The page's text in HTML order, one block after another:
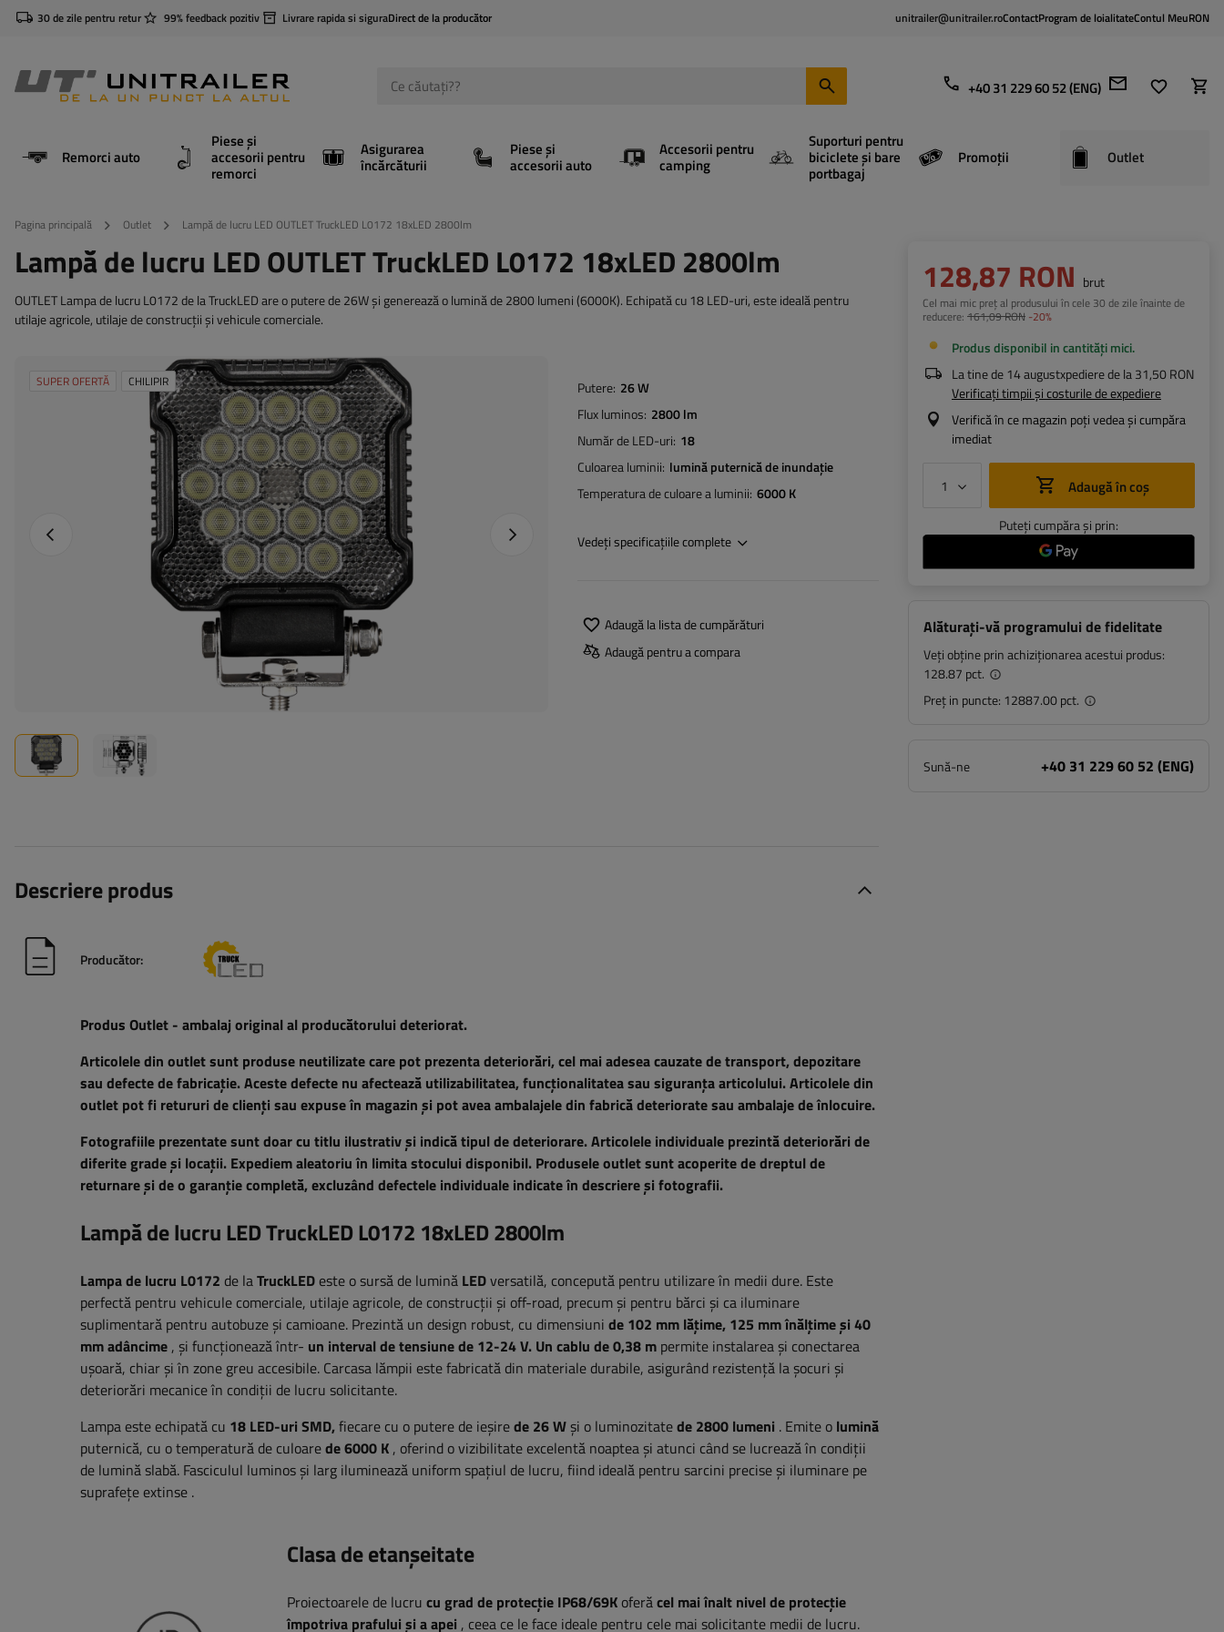
30 de zile pentru retur 99% feedback pozitiv Livrare rapida si siguraDirect de la producător unitrailer@unitrailer.roContactProgram de loialitateContul MeuRON
+40 31 229 60 52 (ENG)
Remorci auto
Piese și
accesorii pentru
remorci
Asigurarea
încărcăturii
Piese și
accesorii auto
Accesorii pentru
camping
Suporturi pentru
biciclete și bare
portbagaj
Promoții Outlet
Pagina principală Outlet Lampă de lucru LED OUTLET TruckLED L0172 18xLED 2800lm
Lampă de lucru LED OUTLET TruckLED L0172 18xLED 2800lm
OUTLET Lampa de lucru L0172 de la TruckLED are o putere de 26W și generează o lumină de 2800 lumeni (6000K). Echipată cu 18 LED-uri, este ideală pentru
utilaje agricole, utilaje de construcții și vehicule comerciale.
Fotografia anterioară Următoarea fotografie
SUPER OFERTĂ CHILIPIR Putere 26 W
Flux luminos 2800 lm
Număr de LED-uri 18
Culoarea luminii lumină puternică de inundație
Temperatura de culoare a luminii 6000 K
Vedeți specificațiile complete
Adaugă la lista de cumpărături
Adaugă pentru a compara
128,87 RON brut
Cel mai mic preț al produsului în cele 30 de zile înainte de
reducere: 161,09 RON -20%
Produs disponibil in cantități mici
La tine de14 augustxpediere de la31,50 RON
Verificați timpii și costurile de expediere
Verifică în ce magazin poți vedea și cumpăra
imediat
Adaugă în coș
Puteți cumpăra și prin:
Alăturați-vă programului de fidelitate
Veți obține prin achiziționarea acestui produs:
128.87 pct.
Preț in puncte: 12887.00 pct.
Sună-ne +40 31 229 60 52 (ENG)
Descriere produs
Producător:
Produs Outlet - ambalaj original al producătorului deteriorat.
Articolele din outlet sunt produse neutilizate care pot prezenta deteriorări, cel mai adesea cauzate de transport, depozitare
sau defecte de fabricație. Aceste defecte nu afectează utilizabilitatea, funcționalitatea sau siguranța articolului. Articolele din
outlet pot fi retururi de clienți sau expuse în magazin și pot avea ambalajele din fabrică deteriorate sau ambalaje de înlocuire.
Fotografiile prezentate sunt doar cu titlu ilustrativ și indică tipul de deteriorare. Articolele individuale prezintă deteriorări de
diferite grade și locații. Expediem aleatoriu în limita stocului disponibil. Produsele outlet sunt acoperite de dreptul de
returnare și de o garanție completă, excluzând defectele individuale indicate în descriere și fotografii.
Lampă de lucru LED TruckLED L0172 18xLED 2800lm
Lampa de lucru L0172 de laTruckLED este o sursă de lumină LEDversatilă, concepută pentru utilizare în medii dure. Este
perfectă pentru vehicule comerciale, utilaje agricole, de construcții și off-road, precum și pentru bărci și ca iluminare
suplimentară pentru autobuze și camioane. Prezintă un design robust, cu dimensiuni de 102 mm lățime, 125 mm înălțime și 40
mm adâncime , și funcționează într- un interval de tensiune de 12-24 V. Un cablu de 0,38 m permite instalarea și conectarea
ușoară, chiar și în zone greu accesibile. Carcasa lămpii este fabricată din materiale durabile, asigurând rezistență la șocuri și
deteriorări mecanice în condiții de lucru solicitante.
Lampa este echipată cu 18 LED-uri SMD,fiecare cu o putere de ieșirede 26 Wși o luminozitatede 2800 lumeni . Emite o lumină
puternică, cu o temperatură de culoarede 6000 K , oferind o vizibilitate excelentă noaptea și atunci când se lucrează în condiții
de lumină slabă. Fasciculul luminos și larg iluminează uniform spațiul de lucru, fiind ideală pentru sarcini precise și iluminare pe
suprafețe extinse .
Clasa de etanșeitate
Proiectoarele de lucrucu grad de protecție IP68/69K oferăcel mai înalt nivel de protecție
împotriva prafului și a apei , ceea ce le face ideale pentru cele mai solicitante medii de lucru.